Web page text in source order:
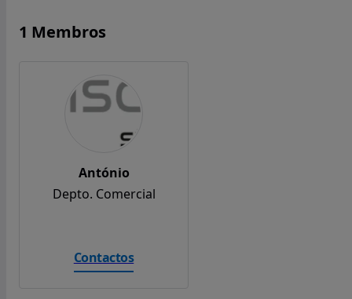
1 Membros
António
Depto. Comercial
Contactos